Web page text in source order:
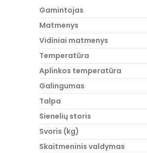
Gamintojas
Matmenys
Vidiniai matmenys
Temperatūra
Aplinkos temperatūra
Galingumas
Talpa
Sienelių storis
Svoris (kg)
Skaitmeninis valdymas